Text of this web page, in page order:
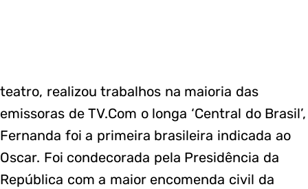
teatro, realizou trabalhos na maioria das
emissoras de TV.Com o longa ‘Central do Brasil’,
Fernanda foi a primeira brasileira indicada ao
Oscar. Foi condecorada pela Presidência da
República com a maior encomenda civil da